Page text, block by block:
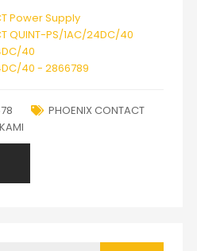
Power Supply
QUINT-PS/1AC/24DC/40
40
40 - 2866789
PHOENIX CONTACT